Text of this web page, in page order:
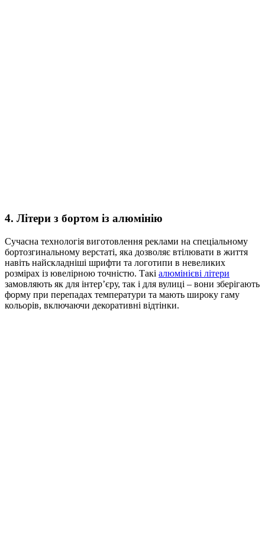
4. Літери з бортом із алюмінію
Сучасна технологія виготовлення реклами на спеціальному
бортозгинальному верстаті, яка дозволяє втілювати в життя
навіть найскладніші шрифти та логотипи в невеликих
розмірах із ювелірною точністю. Такі алюмінієві літери
замовляють як для інтер’єру, так і для вулиці – вони зберігають
форму при перепадах температури та мають широку гаму
кольорів, включаючи декоративні відтінки.